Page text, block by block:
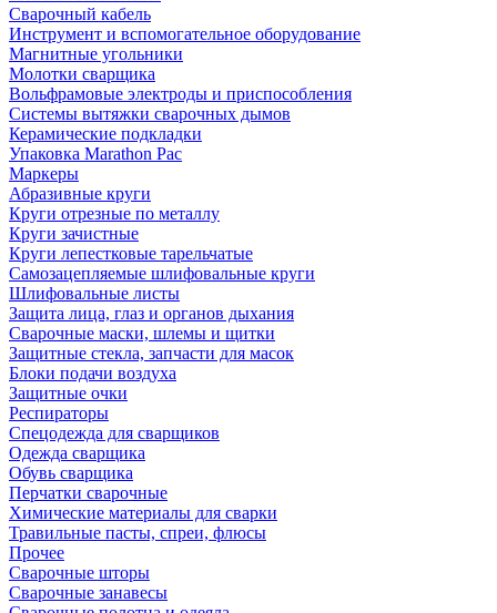
Сварочный кабель
Инструмент и вспомогательное оборудование
Магнитные угольники
Молотки сварщика
Вольфрамовые электроды и приспособления
Системы вытяжки сварочных дымов
Керамические подкладки
Упаковка Marathon Pac
Маркеры
Абразивные круги
Круги отрезные по металлу
Круги зачистные
Круги лепестковые тарельчатые
Самозацепляемые шлифовальные круги
Шлифовальные листы
Защита лица, глаз и органов дыхания
Сварочные маски, шлемы и щитки
Защитные стекла, запчасти для масок
Блоки подачи воздуха
Защитные очки
Респираторы
Спецодежда для сварщиков
Одежда сварщика
Обувь сварщика
Перчатки сварочные
Химические материалы для сварки
Травильные пасты, спреи, флюсы
Прочее
Сварочные шторы
Сварочные занавесы